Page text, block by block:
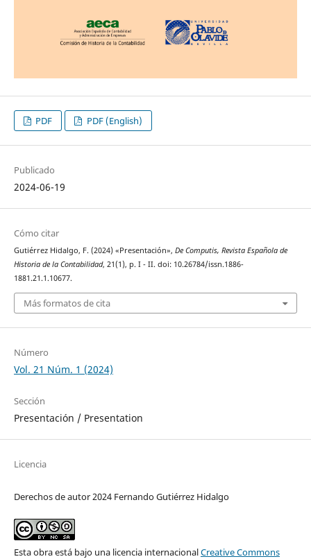
PDF PDF (English)
Publicado
2024-06-19
Cómo citar
Gutiérrez Hidalgo, F. (2024) «Presentación», De Computis, Revista Española de
Historia de la Contabilidad, 21(1), p. I - II. doi: 10.26784/issn.1886-
1881.21.1.10677.
Más formatos de cita
Número
Vol. 21 Núm. 1 (2024)
Sección
Presentación / Presentation
Licencia
Derechos de autor 2024 Fernando Gutiérrez Hidalgo
Esta obra está bajo una licencia internacionalCreative Commons